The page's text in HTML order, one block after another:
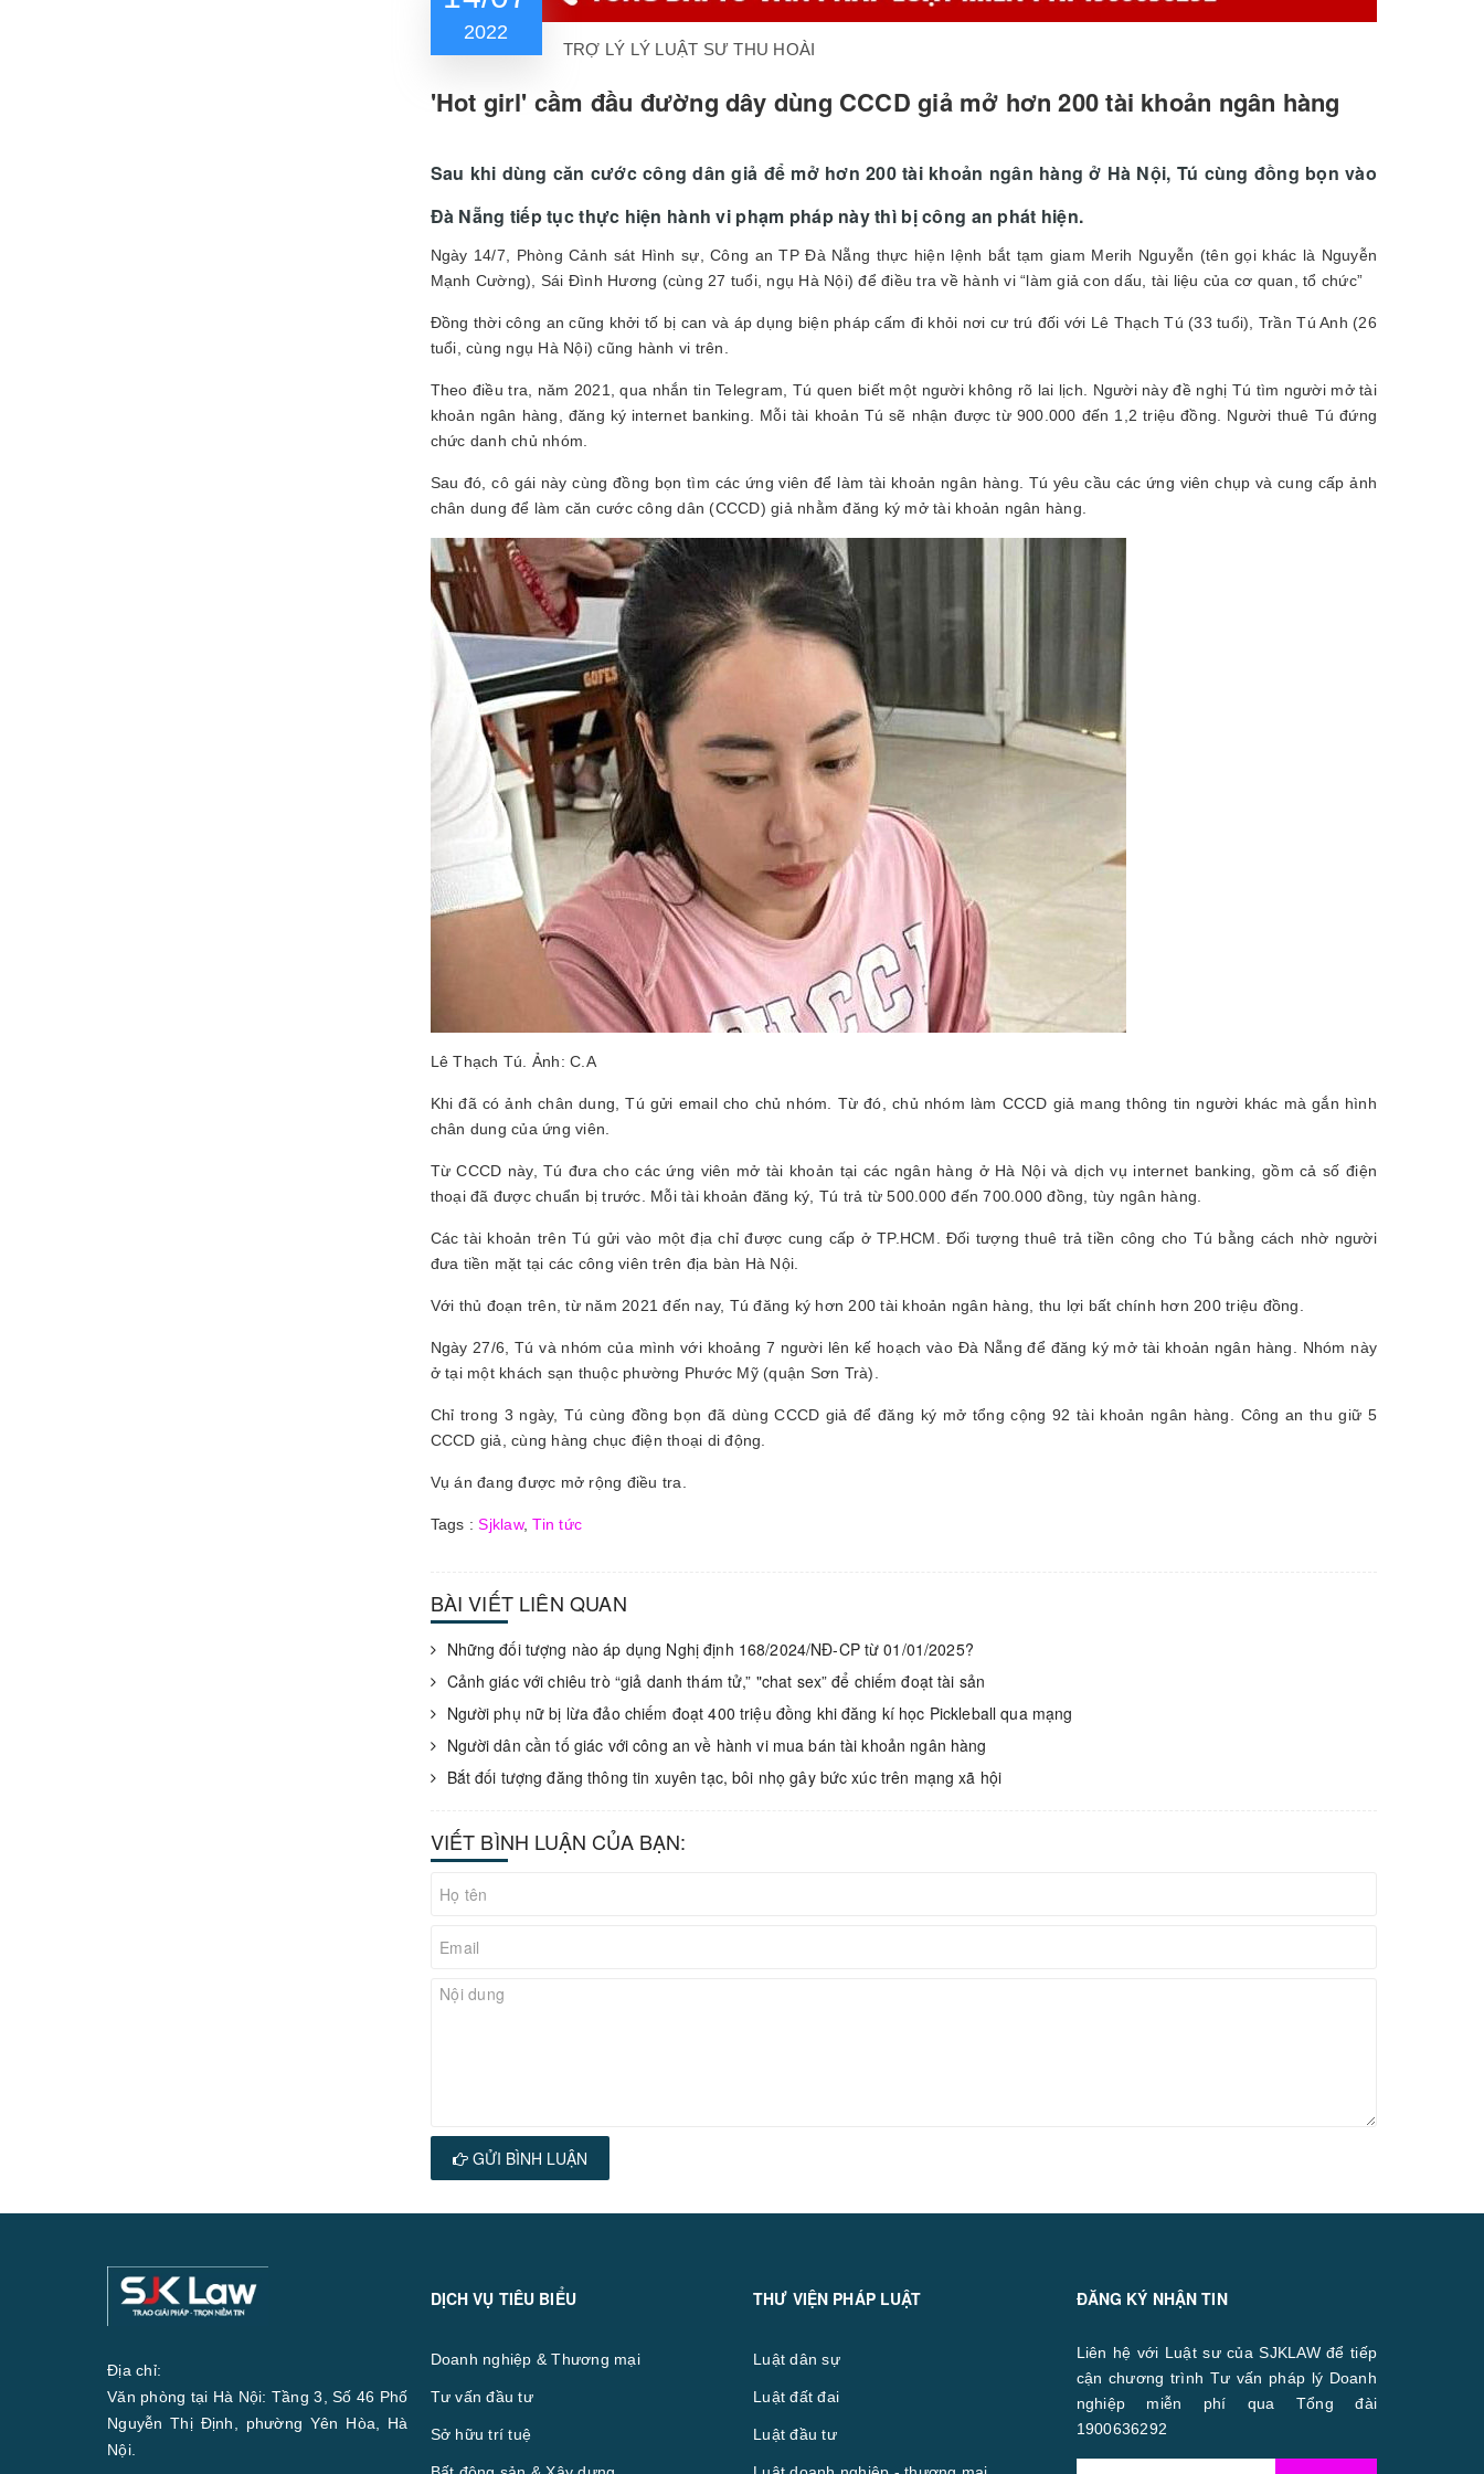
2022
TRỢ LÝ LÝ LUẬT SƯ THU HOÀI
'Hot girl' cầm đầu đường dây dùng CCCD giả mở hơn 200 tài khoản ngân hàng
Sau khi dùng căn cước công dân giả để mở hơn 200 tài khoản ngân hàng ở Hà Nội, Tú cùng đồng bọn vào
Đà Nẵng tiếp tục thực hiện hành vi phạm pháp này thì bị công an phát hiện.
Ngày 14/7, Phòng Cảnh sát Hình sự, Công an TP Đà Nẵng thực hiện lệnh bắt tạm giam Merih Nguyễn (tên gọi khác là Nguyễn
Mạnh Cường), Sái Đình Hương (cùng 27 tuổi, ngụ Hà Nội) để điều tra về hành vi “làm giả con dấu, tài liệu của cơ quan, tổ chức”
Đồng thời công an cũng khởi tố bị can và áp dụng biện pháp cấm đi khỏi nơi cư trú đối với Lê Thạch Tú (33 tuổi), Trần Tú Anh (26
tuổi, cùng ngụ Hà Nội) cũng hành vi trên.
Theo điều tra, năm 2021, qua nhắn tin Telegram, Tú quen biết một người không rõ lai lịch. Người này đề nghị Tú tìm người mở tài
khoản ngân hàng, đăng ký internet banking. Mỗi tài khoản Tú sẽ nhận được từ 900.000 đến 1,2 triệu đồng. Người thuê Tú đứng
chức danh chủ nhóm.
Sau đó, cô gái này cùng đồng bọn tìm các ứng viên để làm tài khoản ngân hàng. Tú yêu cầu các ứng viên chụp và cung cấp ảnh
chân dung để làm căn cước công dân (CCCD) giả nhằm đăng ký mở tài khoản ngân hàng.
Lê Thạch Tú. Ảnh: C.A
Khi đã có ảnh chân dung, Tú gửi email cho chủ nhóm. Từ đó, chủ nhóm làm CCCD giả mang thông tin người khác mà gắn hình
chân dung của ứng viên.
Từ CCCD này, Tú đưa cho các ứng viên mở tài khoản tại các ngân hàng ở Hà Nội và dịch vụ internet banking, gồm cả số điện
thoại đã được chuẩn bị trước. Mỗi tài khoản đăng ký, Tú trả từ 500.000 đến 700.000 đồng, tùy ngân hàng.
Các tài khoản trên Tú gửi vào một địa chỉ được cung cấp ở TP.HCM. Đối tượng thuê trả tiền công cho Tú bằng cách nhờ người
đưa tiền mặt tại các công viên trên địa bàn Hà Nội.
Với thủ đoạn trên, từ năm 2021 đến nay, Tú đăng ký hơn 200 tài khoản ngân hàng, thu lợi bất chính hơn 200 triệu đồng.
Ngày 27/6, Tú và nhóm của mình với khoảng 7 người lên kế hoạch vào Đà Nẵng để đăng ký mở tài khoản ngân hàng. Nhóm này
ở tại một khách sạn thuộc phường Phước Mỹ (quận Sơn Trà).
Chỉ trong 3 ngày, Tú cùng đồng bọn đã dùng CCCD giả để đăng ký mở tổng cộng 92 tài khoản ngân hàng. Công an thu giữ 5
CCCD giả, cùng hàng chục điện thoại di động.
Vụ án đang được mở rộng điều tra.
Tags :Sjklaw,Tin tức
BÀI VIẾT LIÊN QUAN
Những đối tượng nào áp dụng Nghị định 168/2024/NĐ-CP từ 01/01/2025?
Cảnh giác với chiêu trò “giả danh thám tử,” "chat sex” để chiếm đoạt tài sản
Người phụ nữ bị lừa đảo chiếm đoạt 400 triệu đồng khi đăng kí học Pickleball qua mạng
Người dân cần tố giác với công an về hành vi mua bán tài khoản ngân hàng
Bắt đối tượng đăng thông tin xuyên tạc, bôi nhọ gây bức xúc trên mạng xã hội
VIẾT BÌNH LUẬN CỦA BẠN:
GỬI BÌNH LUẬN
Địa chỉ:
Văn phòng tại Hà Nội: Tầng 3, Số 46 Phố
Nguyễn Thị Định, phường Yên Hòa, Hà
Nội.
DỊCH VỤ TIÊU BIỂU
Doanh nghiệp & Thương mại
Tư vấn đầu tư
Sở hữu trí tuệ
THƯ VIỆN PHÁP LUẬT
Luật dân sự
Luật đất đai
Luật đầu tư
ĐĂNG KÝ NHẬN TIN
Liên hệ với Luật sư của SJKLAW để tiếp
cận chương trình Tư vấn pháp lý Doanh
nghiệp miễn phí qua Tổng đài
1900636292